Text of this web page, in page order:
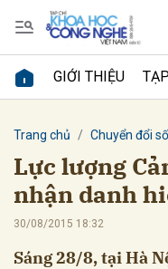
GIỚI THIỆU
Trang chủ Chuyển đổi số
Lực lượng
nhận danh
30/08/2015 18:32
Sáng 28/8, tại Hà
Gửi bình luận